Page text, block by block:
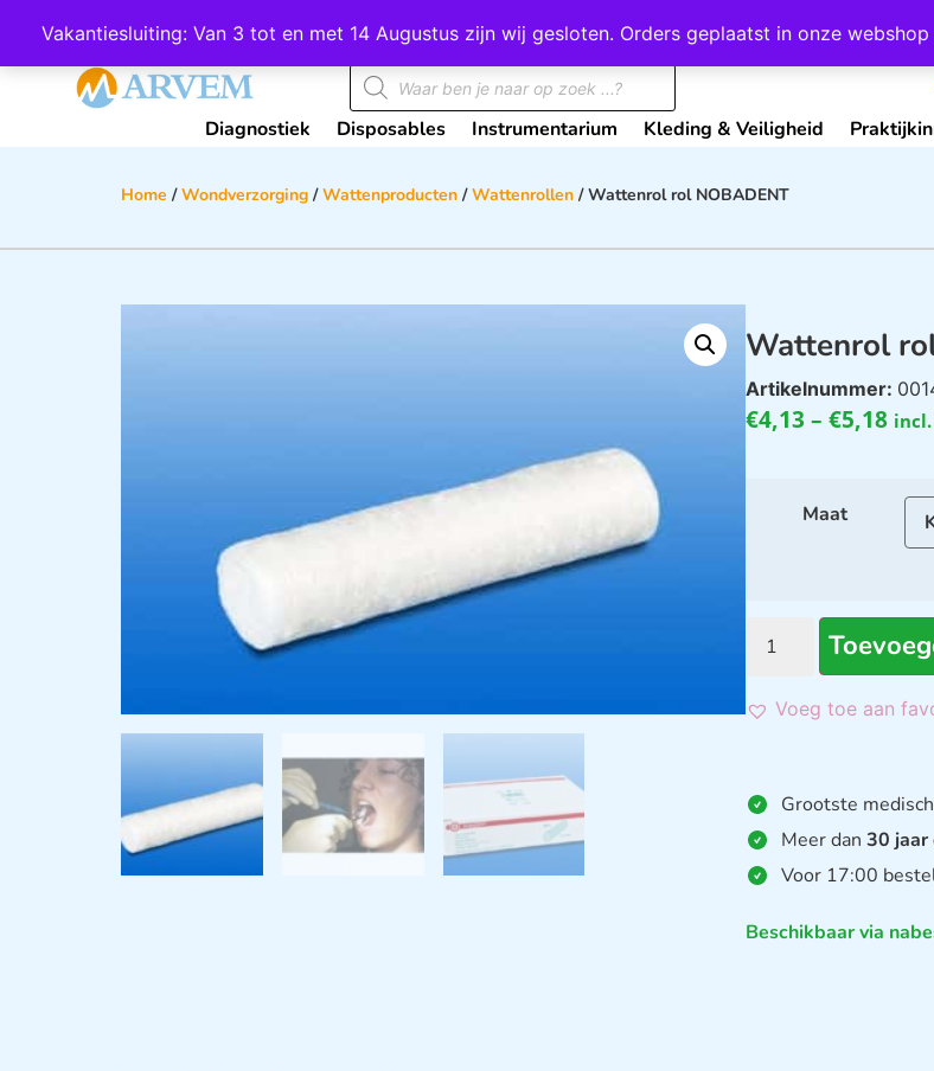
Vakantiesluiting: Van 3 tot en met 14 Augustus zijn wij gesloten. Orders geplaatst in onze
Wij scoren een 4,8 op Google
Diagnostiek Disposables Instrumentarium Kleding & Veiligheid
Home /Wondverzorging /Wattenproducten /Wattenrollen / Wattenrol rol NOBADENT
Wattenrol
Artikelnummer:
€4,13 – €5,18
Maat
Voeg toe aan
Grootste
Meer dan30 jaar
Voor 17:00
Beschikbaar via